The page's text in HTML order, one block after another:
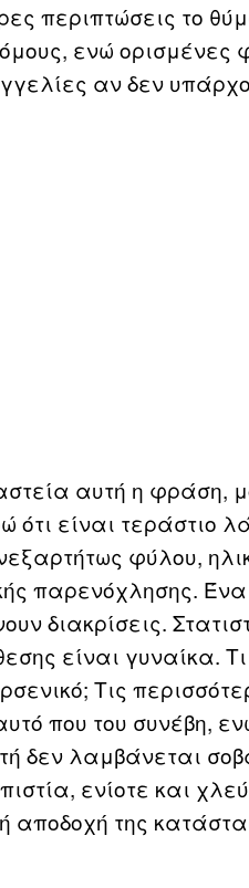
περιπτώσεις το
ενώ ορισμένες
αν δεν
αυτή η φράση,
είναι τεράστιο
φύλου,
παρενόχλησης. Ένα
διακρίσεις.
είναι γυναίκα.
Τις
που του συνέβη,
δεν λαμβάνεται
ενίοτε και
αποδοχή της